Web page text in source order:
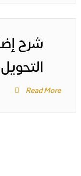
شرح
Read More